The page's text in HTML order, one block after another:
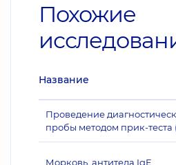
Похожие
Название
Проведение
пробы методом прик-теста
Морковь, антитела IgE